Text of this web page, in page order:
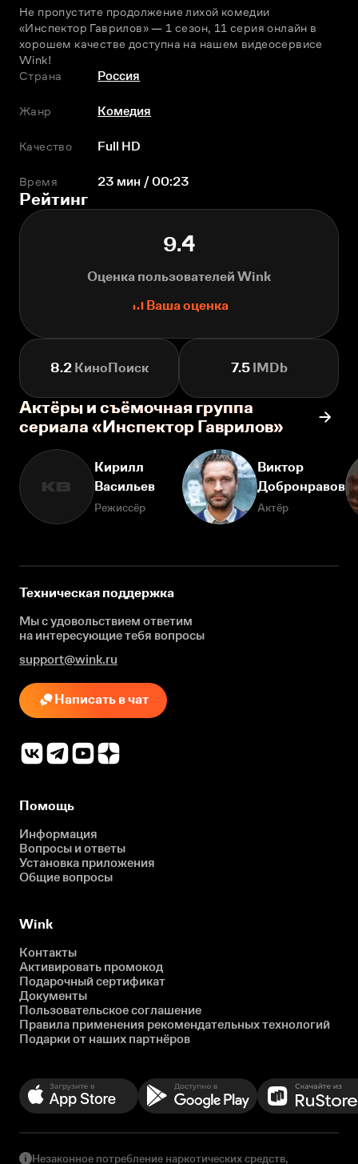
Не пропустите продолжение лихой комедии
«Инспектор Гаврилов» — 1 сезон, 11 серия онлайн в
хорошем качестве доступна на нашем видеосервисе
Wink!
Страна
Россия
Жанр Комедия
Качество Full HD
Время 23 мин / 00:23
Рейтинг
9.4
Оценка пользователей Wink
Ваша оценка
8.2КиноПоиск 7.5IMDb
Актёры и съёмочная группа
сериала «Инспектор Гаврилов»
КВ
Кирилл
Васильев
Режиссёр
Виктор
Добронравов
Актёр
Техническая поддержка
Мы с удовольствием ответим
на интересующиетебя вопросы
support@wink.ru
Написать в чат
Помощь
Информация
Вопросы и ответы
Установка приложения
Общие вопросы
Wink
Контакты
Активировать промокод
Подарочный сертификат
Документы
Пользовательское соглашение
Правила применения рекомендательных технологий
Подарки от наших партнёров
Незаконное потребление наркотических средств,